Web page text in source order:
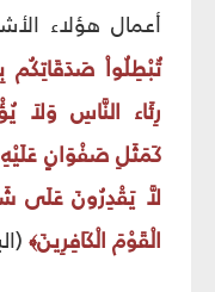
أعمال هؤلاء
تُبْطِلُواْ صَدَقَاتِكُم
رِئَاء النَّاسِ وَلاَ
كَمَثَلِ صَفْوَانٍ عَلَيْهِ
لاَّ يَقْدِرُونَ عَلَى
الْقَوْمَ الْكَافِرِينَ﴾